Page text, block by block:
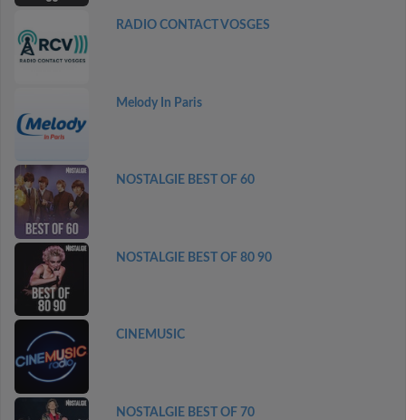
RADIO CONTACT VOSGES
Melody In Paris
NOSTALGIE BEST OF 60
NOSTALGIE BEST OF 80 90
CINEMUSIC
NOSTALGIE BEST OF 70